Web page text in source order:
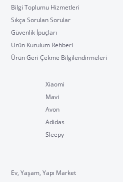
Bilgi Toplumu Hizmetleri
Sıkça Sorulan Sorular
Güvenlik İpuçları
Ürün Kurulum Rehberi
Ürün Geri Çekme Bilgilendirmeleri
Xiaomi
Mavi
Avon
Adidas
Sleepy
Ev, Yaşam, Yapı Market